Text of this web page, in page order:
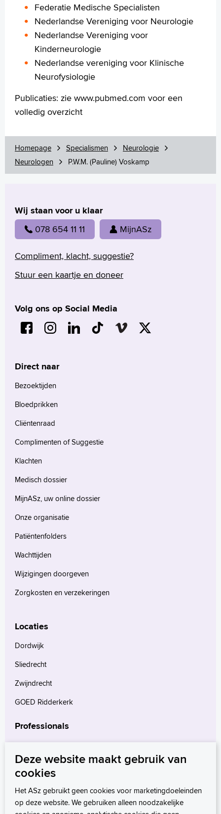
Federatie Medische Specialisten
Nederlandse Vereniging voor Neurologie
Nederlandse Vereniging voor
Kinderneurologie
Nederlandse vereniging voor Klinische
Neurofysiologie
Publicaties: zie www.pubmed.com voor een
volledig overzicht
Homepage Specialismen
Neurologie
Neurologen
P.W.M. (Pauline) Voskamp
Wij staan voor u klaar
078 654 11 11 MijnASz
Compliment, klacht, suggestie?
Stuur een kaartje en doneer
Volg ons op Social Media
Direct naar
Bezoektijden
Bloedprikken
Cliëntenraad
Complimenten of Suggestie
Klachten
Medisch dossier
MijnASz, uw online dossier
Onze organisatie
Patiëntenfolders
Wachttijden
Wijzigingen doorgeven
Zorgkosten en verzekeringen
Locaties
Dordwijk
Sliedrecht
Zwijndrecht
GOED Ridderkerk
Professionals
Verwijzers
Wetenschappelijk onderzoek
Deze website maakt gebruik van
cookies
Het ASz gebruikt geen cookies voor marketingdoeleinden
op deze website. We gebruiken alleen noodzakelijke